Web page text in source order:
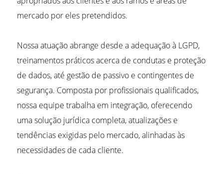
mercado por eles pretendidos.
Nossa atuação abrange desde a adequação à LGPD,
treinamentos práticos acerca de condutas e proteção
de dados, até gestão de passivo e contingentes de
segurança. Composta por profissionais qualificados,
nossa equipe trabalha em integração, oferecendo
uma solução jurídica completa, atualizações e
tendências exigidas pelo mercado, alinhadas às
necessidades de cada cliente.